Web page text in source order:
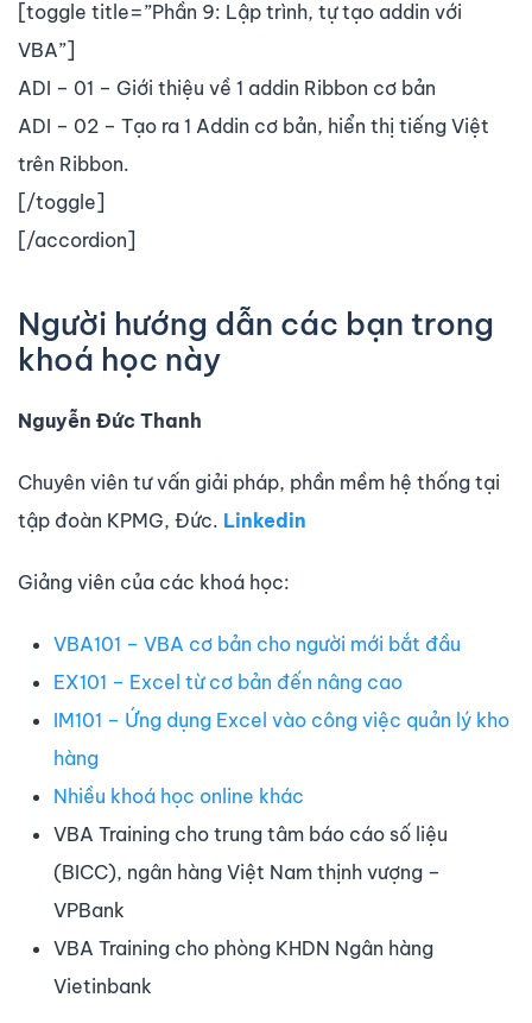
[toggle title=”Phần 9: Lập trình, tự tạo addin với
VBA”]
ADI – 01 – Giới thiệu về 1 addin Ribbon cơ bản
ADI – 02 – Tạo ra 1 Addin cơ bản, hiển thị tiếng Việt
trên Ribbon.
[/toggle]
[/accordion]
Người hướng dẫn các bạn trong
khoá học này
Nguyễn Đức Thanh
Chuyên viên tư vấn giải pháp, phần mềm hệ thống tại
tập đoàn KPMG, Đức. Linkedin
Giảng viên của các khoá học:
VBA101 – VBA cơ bản cho người mới bắt đầu
EX101 – Excel từ cơ bản đến nâng cao
IM101 – Ứng dụng Excel vào công việc quản lý kho
hàng
Nhiều khoá học online khác
VBA Training cho trung tâm báo cáo số liệu
(BICC), ngân hàng Việt Nam thịnh vượng –
VPBank
VBA Training cho phòng KHDN Ngân hàng
Vietinbank